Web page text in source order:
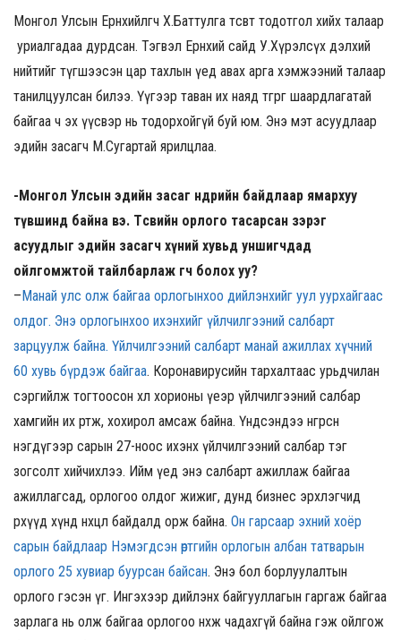
Монгол Улсын Ерөнхийлөгч Х.Баттулга төсөвт тодотгол хийх талаар
уриалгадаа дурдсан. Тэгвэл Ерөнхий сайд У.Хүрэлсүх дэлхий
нийтийг түгшээсэн цар тахлын үед авах арга хэмжээний талаар
танилцуулсан билээ. Үүгээр таван их наяд төгрөг шаардлагатай
байгаа ч эх үүсвэр нь тодорхойгүй буй юм. Энэ мэт асуудлаар
эдийн засагч М.Сугартай ярилцлаа.
-Монгол Улсын эдийн засаг өнөөдрийн байдлаар ямархуу
түвшинд байна вэ. Төсвийн орлого тасарсан зэрэг
асуудлыг эдийн засагч хүний хувьд уншигчдад
ойлгомжтой тайлбарлаж өгч болох уу?
– Манай улс олж байгаа орлогынхоо дийлэнхийг уул уурхайгаас
олдог. Энэ орлогынхоо ихэнхийг үйлчилгээний салбарт
зарцуулж байна. Үйлчилгээний салбарт манай ажиллах хүчний
60 хувь бүрдэж байгаа. Коронавирусийн тархалтаас урьдчилан
сэргийлж тогтоосон хөл хорионы үеэр үйлчилгээний салбар
хамгийн их өртөж, хохирол амсаж байна. Үндсэндээ өнгөрсөн
нэгдүгээр сарын 27-ноос ихэнх үйлчилгээний салбар тэг
зогсолт хийчихлээ. Ийм үед энэ салбарт ажиллаж байгаа
ажиллагсад, орлогоо олдог жижиг, дунд бизнес эрхлэгчид
өрхүүд хүнд нөхцөл байдалд орж байна. Он гарсаар эхний хоёр
сарын байдлаар Нэмэгдсэн өртгийн орлогын албан татварын
орлого 25 хувиар буурсан байсан. Энэ бол борлуулалтын
орлого гэсэн үг. Ингэхээр дийлэнх байгууллагын гаргаж байгаа
зарлага нь олж байгаа орлогоо нөхөж чадахгүй байна гэж ойлгож